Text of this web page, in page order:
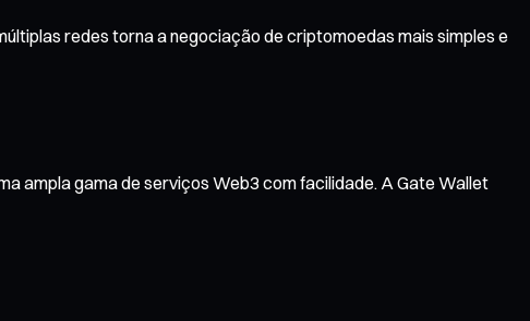
redes torna a negociação de criptomoedas mais simples e
ampla gama de serviços Web3 com facilidade. A Gate Wallet